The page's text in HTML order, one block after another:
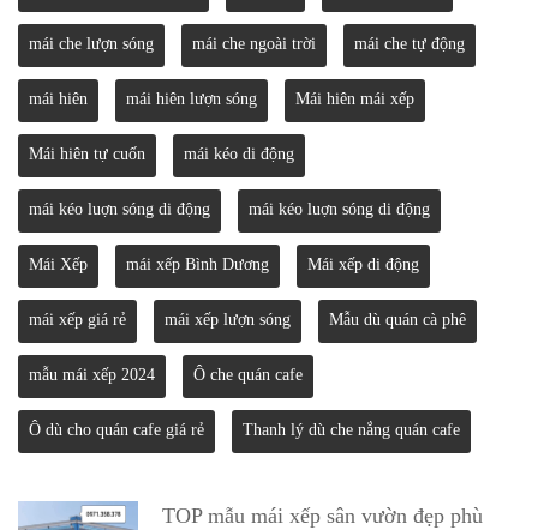
mái che lượn sóng mái che ngoài trời mái che tự động
mái hiên mái hiên lượn sóng Mái hiên mái xếp
Mái hiên tự cuốn mái kéo di động
mái kéo luợn sóng di động mái kéo luợn sóng di động
Mái Xếp mái xếp Bình Dương Mái xếp di động
mái xếp giá rẻ mái xếp lượn sóng Mẫu dù quán cà phê
mẫu mái xếp 2024 Ô che quán cafe
Ô dù cho quán cafe giá rẻ Thanh lý dù che nắng quán cafe
TOP mẫu mái xếp sân vườn đẹp phù